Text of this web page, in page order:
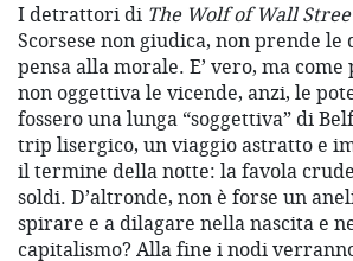
I detrattori di The Wolf of Wall
Scorsese non giudica, non prende le
pensa alla morale. E’ vero, ma
non oggettiva le vicende, anzi, le
fossero una lunga “soggettiva” di
trip lisergico, un viaggio astratto e
il termine della notte: la favola
soldi. D’altronde, non è forse un
spirare e a dilagare nella nascita e
capitalismo? Alla fine i nodi